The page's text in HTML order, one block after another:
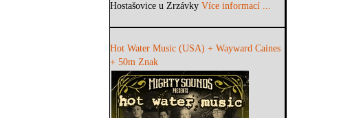
Hostašovice u ZrzávkyVíce informací ...
Hot Water Music (USA) + Wayward Caines
+ 50m Znak